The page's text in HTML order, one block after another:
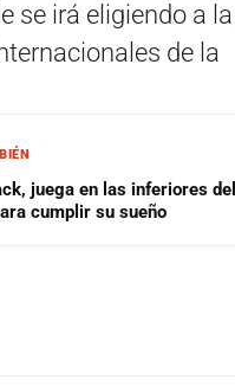
se irá eligiendo a
de la
juega en las inferiores
cumplir su sueño